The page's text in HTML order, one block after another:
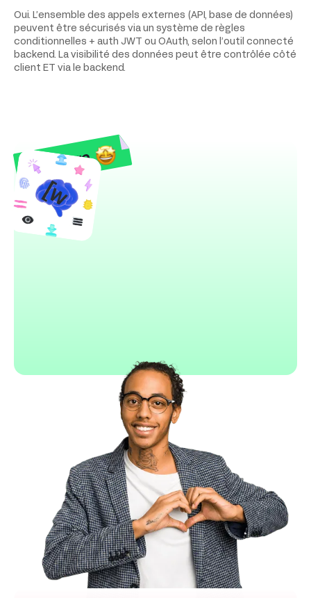
Oui. L’ensemble des appels externes (API, base de données)
peuvent être sécurisés via un système de règles
conditionnelles + auth JWT ou OAuth, selon l’outil connecté
backend. La visibilité des données peut être contrôlée côté
client ET via le backend.
Connecte facilement Webflow à un backend
Interface no-code orientée logique métier
Supporte l’authentification native
Flexible, compatible avec Xano, Supabase
Idéal pour MVP dynamiques